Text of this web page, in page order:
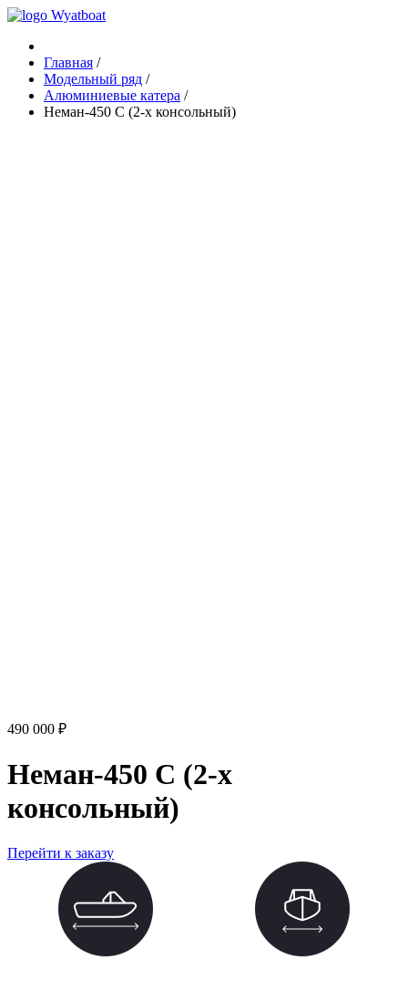
Главная /
Модельный ряд /
Алюминиевые катера /
Неман-450 C (2-х консольный)
490 000 ₽
Неман-450 C (2-х
консольный)
Перейти к заказу